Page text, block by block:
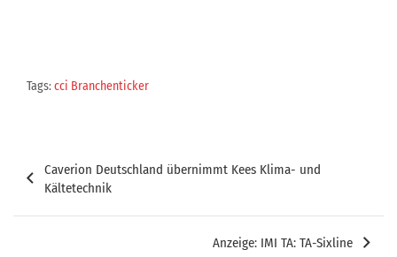
Tags:cci Branchenticker
Beitragsnavigation
Caverion Deutschland übernimmt Kees Klima- und
Kältetechnik
Anzeige: IMI TA: TA-Sixline